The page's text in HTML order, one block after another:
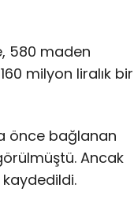
580 maden
milyon liralık bir
önce bağlanan
Ancak